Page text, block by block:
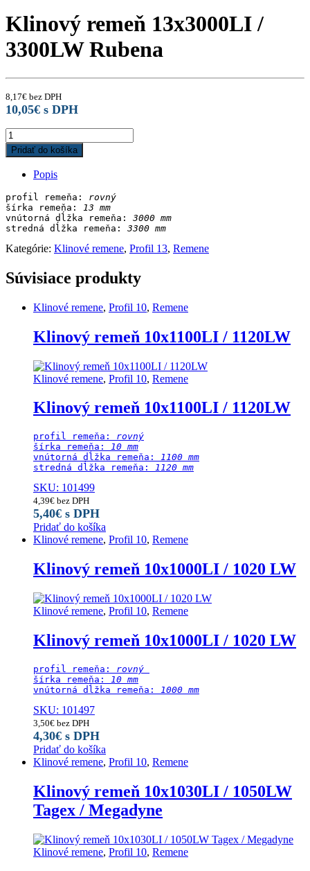
Klinový remeň 13x3000LI /
3300LW Rubena
8,17€ bez DPH
10,05€ s DPH
Klinový
remeň
13x3000LI
3300LW
Rubena
quantity
Pridať do košíka
Popis
profil remeňa: rovný
šírka remeňa:
13 mm
vnútorná dĺžka remeňa:
stredná dĺžka remeňa:
Kategórie: Klinové remene, Profil 13, Remene
Súvisiace produkty
Klinové remene, Profil 10, Remene
Klinový remeň 10x1100LI / 1120LW
Klinové remene, Profil 10, Remene
Klinový remeň 10x1100LI / 1120LW
profil remeňa: rovný
šírka remeňa: 10 mm
vnútorná dĺžka remeňa: 1100 mm
stredná dĺžka remeňa:
1120 mm
SKU: 101499
4,39€ bez DPH
5,40€ s DPH
Pridať do košíka
Klinové remene, Profil 10, Remene
Klinový remeň 10x1000LI / 1020 LW
Klinové remene, Profil 10, Remene
Klinový remeň 10x1000LI / 1020 LW
profil remeňa: rovný
šírka remeňa:
10 mm
vnútorná dĺžka remeňa:
1000 mm
SKU: 101497
3,50€ bez DPH
4,30€ s DPH
Pridať do košíka
Klinové remene, Profil 10, Remene
Klinový remeň 10x1030LI / 1050LW
Tagex / Megadyne
Klinové remene, Profil 10, Remene